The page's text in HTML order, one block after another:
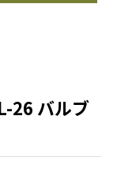
26 バルブ